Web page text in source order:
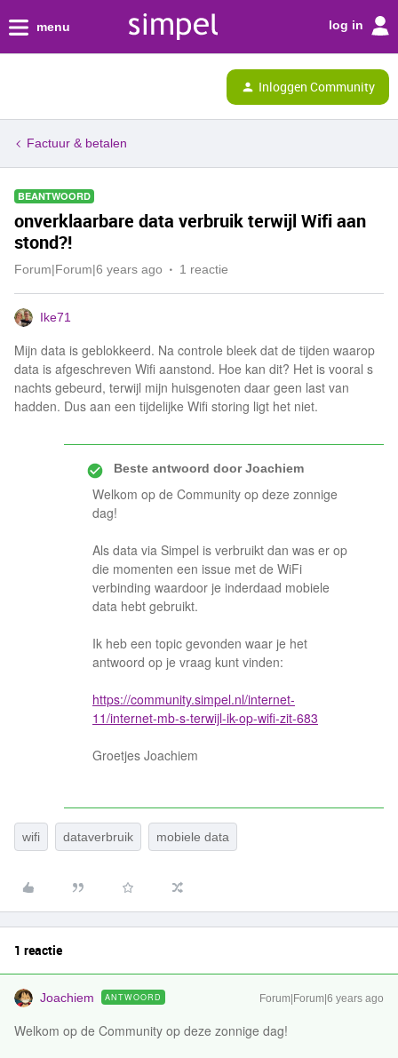
menu log in
Inloggen Community
Factuur & betalen
BEANTWOORD
onverklaarbare data verbruik terwijl Wifi aan
stond?!
Forum|Forum|6 years ago 1 reactie
Ike71
Mijn data is geblokkeerd. Na controle bleek dat de tijden waarop
data is afgeschreven Wifi aanstond. Hoe kan dit? Het is vooral s
nachts gebeurd, terwijl mijn huisgenoten daar geen last van
hadden. Dus aan een tijdelijke Wifi storing ligt het niet.
Beste antwoord doorJoachiem
Welkom op de Community op deze zonnige
dag!
Als data via Simpel is verbruikt dan was er op
die momenten een issue met de WiFi
verbinding waardoor je inderdaad mobiele
data hebt gebruikt.
Ik heb een topic gevonden waar je het
antwoord op je vraag kunt vinden:
https://community.simpel.nl/internet-
11/internet-mb-s-terwijl-ik-op-wifi-zit-683
Groetjes Joachiem
wifi dataverbruik mobiele data
1 reactie
Joachiem ANTWOORD Forum|Forum|6 years ago
Welkom op de Community op deze zonnige dag!